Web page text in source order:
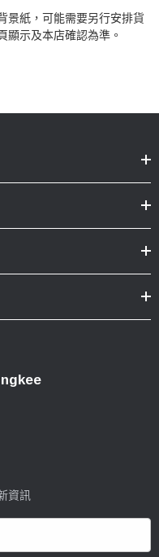
景紙，可能需要另行安排貨
顯示及本店確認為準。
資訊